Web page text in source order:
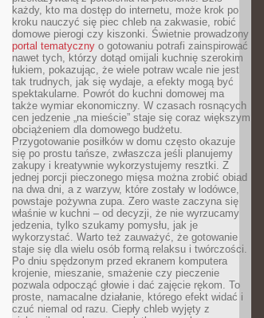
każdy, kto ma dostęp do internetu, może krok po
kroku nauczyć się piec chleb na zakwasie, robić
domowe pierogi czy kiszonki. Świetnie prowadzony
portal tematyczny o gotowaniu potrafi zainspirować
nawet tych, którzy dotąd omijali kuchnię szerokim
łukiem, pokazując, że wiele potraw wcale nie jest
tak trudnych, jak się wydaje, a efekty mogą być
spektakularne. Powrót do kuchni domowej ma
także wymiar ekonomiczny. W czasach rosnących
cen jedzenie „na mieście” staje się coraz większym
obciążeniem dla domowego budżetu.
Przygotowanie posiłków w domu często okazuje
się po prostu tańsze, zwłaszcza jeśli planujemy
zakupy i kreatywnie wykorzystujemy resztki. Z
jednej porcji pieczonego mięsa można zrobić obiad
na dwa dni, a z warzyw, które zostały w lodówce,
powstaje pożywna zupa. Zero waste zaczyna się
właśnie w kuchni – od decyzji, że nie wyrzucamy
jedzenia, tylko szukamy pomysłu, jak je
wykorzystać. Warto też zauważyć, że gotowanie
staje się dla wielu osób formą relaksu i twórczości.
Po dniu spędzonym przed ekranem komputera
krojenie, mieszanie, smażenie czy pieczenie
pozwala odpocząć głowie i dać zajęcie rękom. To
proste, namacalne działanie, którego efekt widać i
czuć niemal od razu. Ciepły chleb wyjęty z